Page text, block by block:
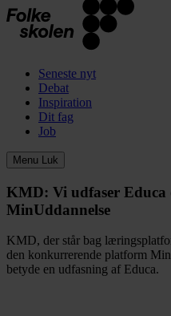
Seneste nyt
Debat
Inspiration
Dit fag
Job
Menu Luk
KMD: Vi udfaser Educa
MinUddannelse
KMD, der står bag
den konkurrerende platform
betyde en udfasning af Educa.